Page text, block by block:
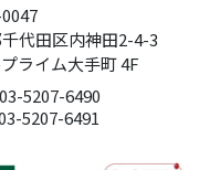
0047
代田区内神田2-4-3
ライム大手町 4F
5207-6490
5207-6491